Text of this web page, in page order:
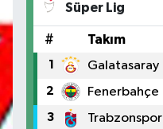
Süper Lig
# Takım
1 Galatasaray
2 Fenerbahçe
3 Trabzonspor